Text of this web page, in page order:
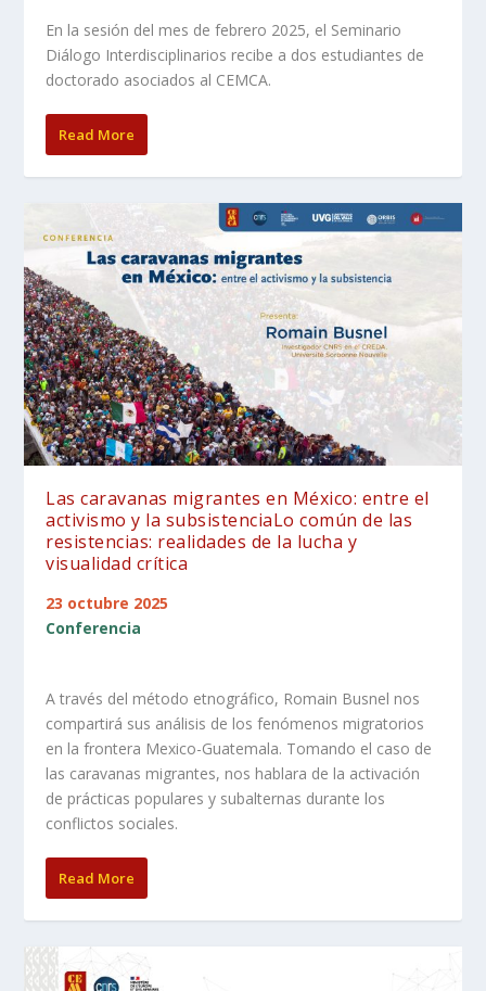
En la sesión del mes de febrero 2025, el Seminario
Diálogo Interdisciplinarios recibe a dos estudiantes de
doctorado asociados al CEMCA.
Read More
Las caravanas migrantes en México: entre el
activismo y la subsistenciaLo común de las
resistencias: realidades de la lucha y
visualidad crítica
23 octubre 2025
Conferencia
A través del método etnográfico, Romain Busnel nos
compartirá sus análisis de los fenómenos migratorios
en la frontera Mexico-Guatemala. Tomando el caso de
las caravanas migrantes, nos hablara de la activación
de prácticas populares y subalternas durante los
conflictos sociales.
Read More